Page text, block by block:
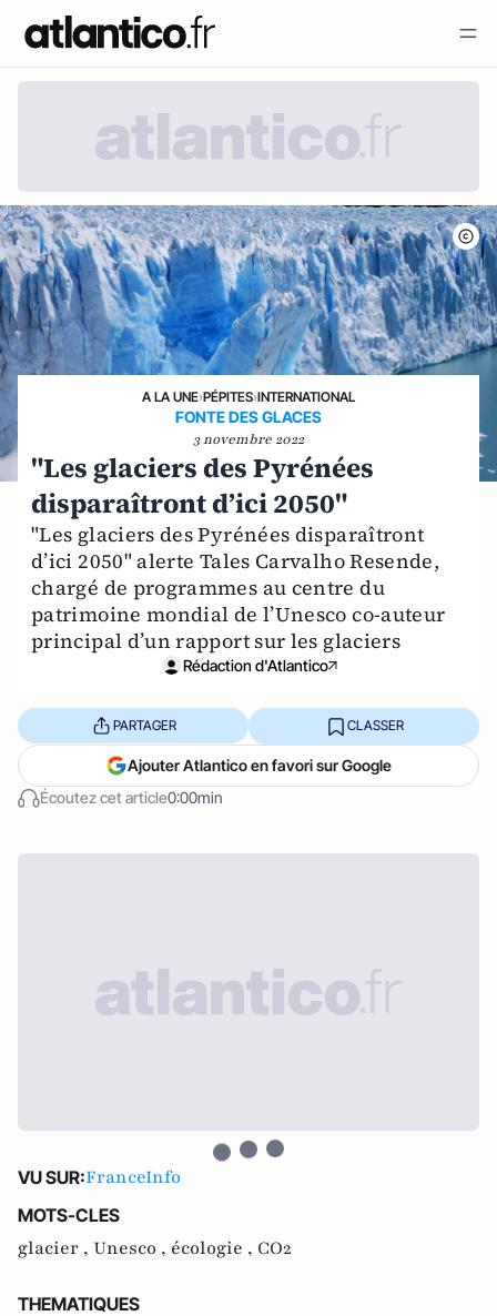
A LA UNE›PÉPITES›INTERNATIONAL
FONTE DES GLACES
3 novembre 2022
"Les glaciers des Pyrénées
disparaîtront d’ici 2050"
"Les glaciers des Pyrénées disparaîtront
d’ici 2050" alerte Tales Carvalho Resende,
chargé de programmes au centre du
patrimoine mondial de l’Unesco co-auteur
principal d’un rapport sur les glaciers
Rédaction d'Atlantico
Écoutez cet article0:00min
PARTAGER CLASSER
Ajouter Atlantico en favori sur Google
VU SUR:FranceInfo
MOTS-CLES
glacier , Unesco , écologie , CO2
THEMATIQUES